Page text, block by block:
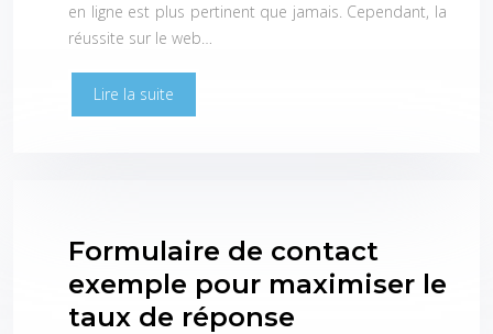
en ligne est plus pertinent que jamais. Cependant, la
réussite sur le web…
Lire la suite
Formulaire de contact
exemple pour maximiser le
taux de réponse